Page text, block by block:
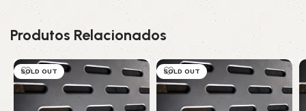
Produtos Relacionados
SOLD OUT SOLD OUT